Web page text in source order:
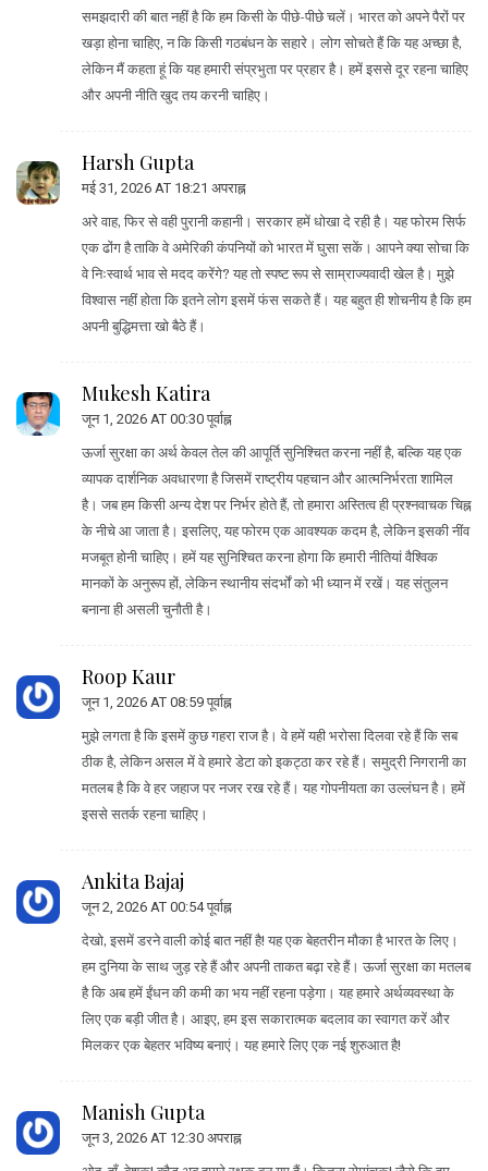
समझदारी की बात नहीं है कि हम किसी के पीछे-पीछे चलें। भारत को अपने पैरों पर
खड़ा होना चाहिए, न कि किसी गठबंधन के सहारे। लोग सोचते हैं कि यह अच्छा है,
लेकिन मैं कहता हूं कि यह हमारी संप्रभुता पर प्रहार है। हमें इससे दूर रहना चाहिए
और अपनी नीति खुद तय करनी चाहिए।
Harsh Gupta
मई 31, 2026 AT 18:21 अपराह्न
अरे वाह, फिर से वही पुरानी कहानी। सरकार हमें धोखा दे रही है। यह फोरम सिर्फ
एक ढोंग है ताकि वे अमेरिकी कंपनियों को भारत में घुसा सकें। आपने क्या सोचा कि
वे निःस्वार्थ भाव से मदद करेंगे? यह तो स्पष्ट रूप से साम्राज्यवादी खेल है। मुझे
विश्वास नहीं होता कि इतने लोग इसमें फंस सकते हैं। यह बहुत ही शोचनीय है कि हम
अपनी बुद्धिमत्ता खो बैठे हैं।
Mukesh Katira
जून 1, 2026 AT 00:30 पूर्वाह्न
ऊर्जा सुरक्षा का अर्थ केवल तेल की आपूर्ति सुनिश्चित करना नहीं है, बल्कि यह एक
व्यापक दार्शनिक अवधारणा है जिसमें राष्ट्रीय पहचान और आत्मनिर्भरता शामिल
है। जब हम किसी अन्य देश पर निर्भर होते हैं, तो हमारा अस्तित्व ही प्रश्नवाचक चिह्न
के नीचे आ जाता है। इसलिए, यह फोरम एक आवश्यक कदम है, लेकिन इसकी नींव
मजबूत होनी चाहिए। हमें यह सुनिश्चित करना होगा कि हमारी नीतियां वैश्विक
मानकों के अनुरूप हों, लेकिन स्थानीय संदर्भों को भी ध्यान में रखें। यह संतुलन
बनाना ही असली चुनौती है।
Roop Kaur
जून 1, 2026 AT 08:59 पूर्वाह्न
मुझे लगता है कि इसमें कुछ गहरा राज है। वे हमें यही भरोसा दिलवा रहे हैं कि सब
ठीक है, लेकिन असल में वे हमारे डेटा को इकट्ठा कर रहे हैं। समुद्री निगरानी का
मतलब है कि वे हर जहाज पर नजर रख रहे हैं। यह गोपनीयता का उल्लंघन है। हमें
इससे सतर्क रहना चाहिए।
Ankita Bajaj
जून 2, 2026 AT 00:54 पूर्वाह्न
देखो, इसमें डरने वाली कोई बात नहीं है! यह एक बेहतरीन मौका है भारत के लिए।
हम दुनिया के साथ जुड़ रहे हैं और अपनी ताकत बढ़ा रहे हैं। ऊर्जा सुरक्षा का मतलब
है कि अब हमें ईंधन की कमी का भय नहीं रहना पड़ेगा। यह हमारे अर्थव्यवस्था के
लिए एक बड़ी जीत है। आइए, हम इस सकारात्मक बदलाव का स्वागत करें और
मिलकर एक बेहतर भविष्य बनाएं। यह हमारे लिए एक नई शुरुआत है!
Manish Gupta
जून 3, 2026 AT 12:30 अपराह्न